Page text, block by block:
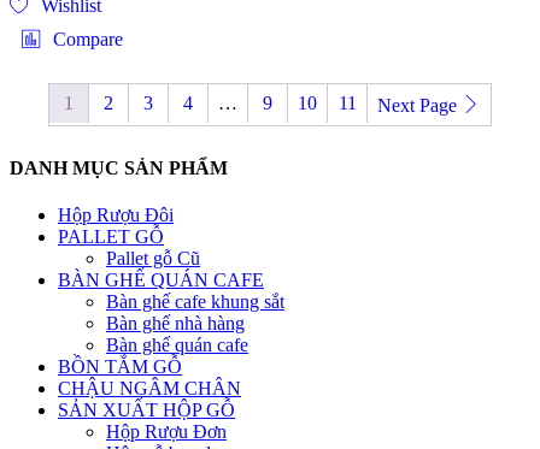
Wishlist
Compare
1 2 3 4 … 9 10 11 Next Page
DANH MỤC SẢN PHẨM
Hộp Rượu Đôi
PALLET GỖ
Pallet gỗ Cũ
BÀN GHẾ QUÁN CAFE
Bàn ghế cafe khung sắt
Bàn ghế nhà hàng
Bàn ghế quán cafe
BỒN TẮM GỖ
CHẬU NGÂM CHÂN
SẢN XUẤT HỘP GỖ
Hộp Rượu Đơn